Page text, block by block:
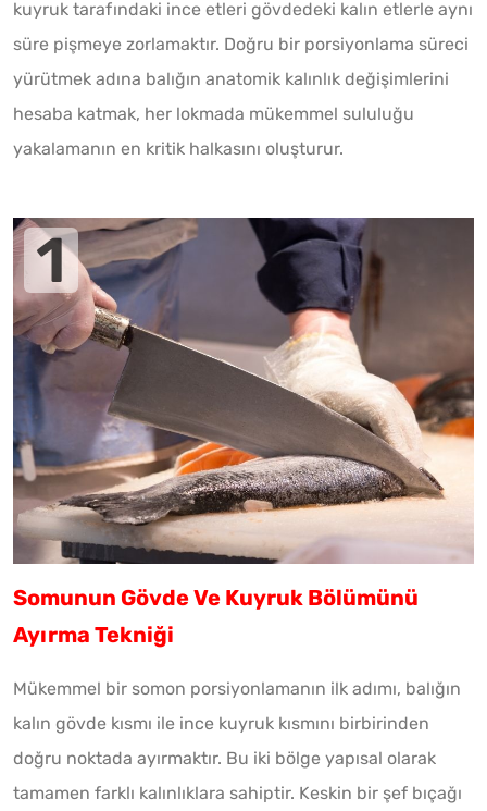
kuyruk tarafındaki ince etleri gövdedeki kalın etlerle aynı
süre pişmeye zorlamaktır. Doğru bir porsiyonlama süreci
yürütmek adına balığın anatomik kalınlık değişimlerini
hesaba katmak, her lokmada mükemmel sululuğu
yakalamanın en kritik halkasını oluşturur.
Somunun Gövde Ve Kuyruk Bölümünü
Ayırma Tekniği
Mükemmel bir somon porsiyonlamanın ilk adımı, balığın
kalın gövde kısmı ile ince kuyruk kısmını birbirinden
doğru noktada ayırmaktır. Bu iki bölge yapısal olarak
tamamen farklı kalınlıklara sahiptir. Keskin bir şef bıçağı